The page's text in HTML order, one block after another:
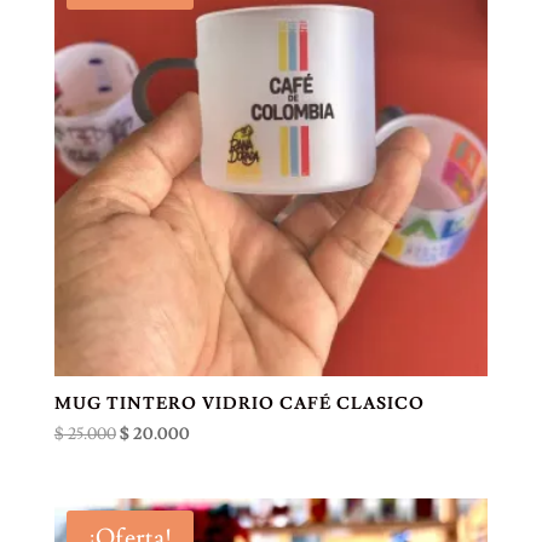
MUG TINTERO VIDRIO CAFÉ CLASICO
$25.000El
era:
$20.000El
es: